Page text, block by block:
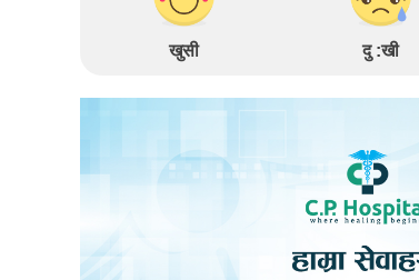
खुसी दु :खी